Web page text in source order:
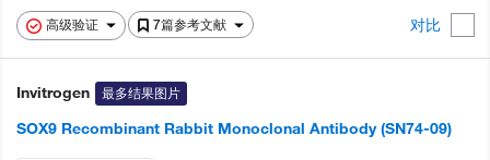
高级验证 7篇参考文献 对比
Invitrogen 最多结果图片
SOX9 Recombinant Rabbit Monoclonal Antibody (SN74-09)